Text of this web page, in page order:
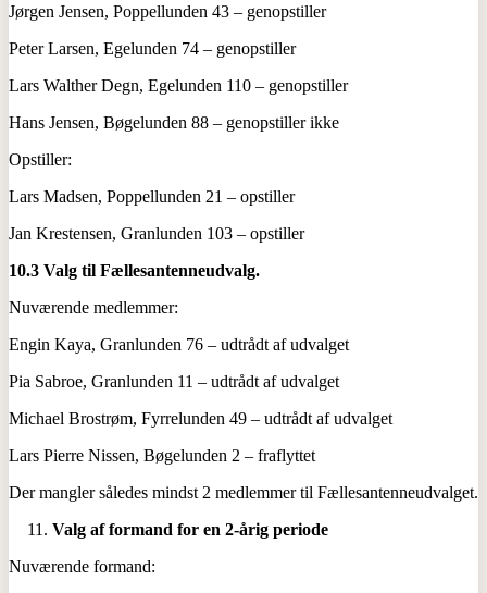
Jørgen Jensen, Poppellunden 43 – genopstiller
Peter Larsen, Egelunden 74 – genopstiller
Lars Walther Degn, Egelunden 110 – genopstiller
Hans Jensen, Bøgelunden 88 – genopstiller ikke
Opstiller:
Lars Madsen, Poppellunden 21 – opstiller
Jan Krestensen, Granlunden 103 – opstiller
10.3 Valg til Fællesantenneudvalg.
Nuværende medlemmer:
Engin Kaya, Granlunden 76 – udtrådt af udvalget
Pia Sabroe, Granlunden 11 – udtrådt af udvalget
Michael Brostrøm, Fyrrelunden 49 – udtrådt af udvalget
Lars Pierre Nissen, Bøgelunden 2 – fraflyttet
Der mangler således mindst 2 medlemmer til Fællesantenneudvalget.
Valg af formand for en 2-årig periode
Nuværende formand: